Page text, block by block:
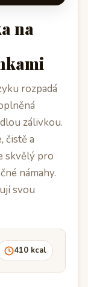
na
rozpadá
zálivkou.
čistě a
skvělý pro
námahy.
svou
410 kcal